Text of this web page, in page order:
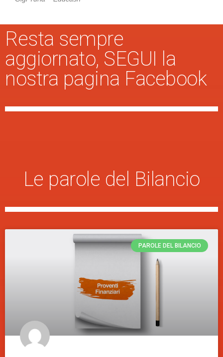
Resta sempre
aggiornato, SEGUI la
nostra pagina Facebook
Le parole del Bilancio
PAROLE DEL BILANCIO